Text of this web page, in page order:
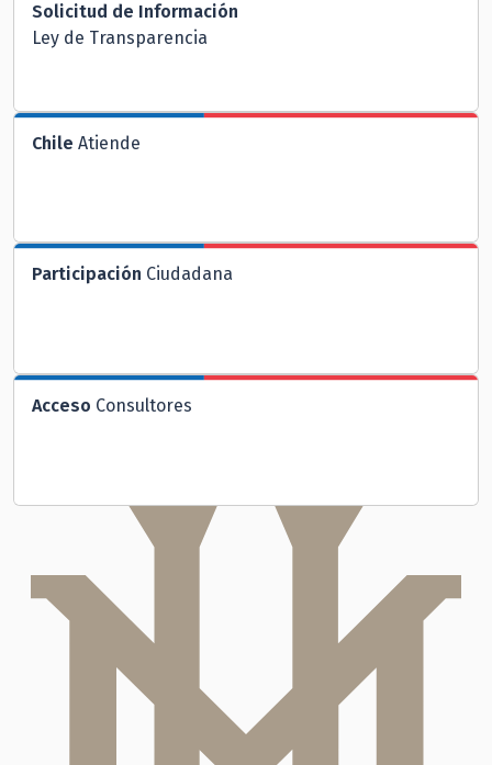
Solicitud de Información
Ley de Transparencia
Chile Atiende
Participación Ciudadana
Acceso Consultores